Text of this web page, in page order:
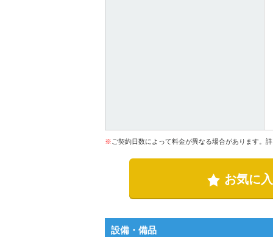
※ ご契約日数によって料金が異なる場合があります。
お気に
設備・備品